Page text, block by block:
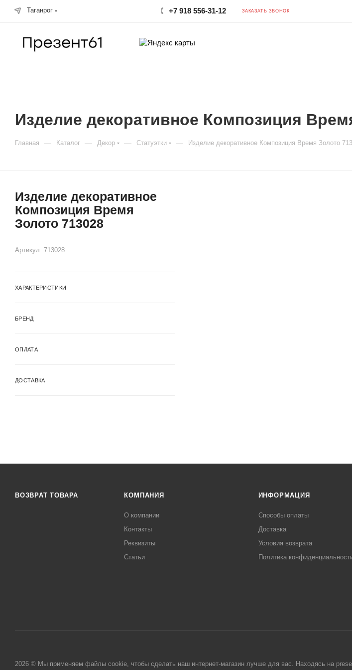
Таганрог +7 918 556-31-12 ЗАКАЗАТЬ ЗВОНОК
Изделие декоративное Композиция
Главная — Каталог — Декор — Статуэтки — Изделие декоративное Композиция Время Золото
Изделие декоративное
Композиция Время
Золото 713028
Артикул: 713028
ХАРАКТЕРИСТИКИ
БРЕНД
ОПЛАТА
ДОСТАВКА
ВОЗВРАТ ТОВАРА КОМПАНИЯ
О компании
Контакты
Реквизиты
Статьи
ИНФОРМАЦИЯ
Способы оплаты
Доставка
Условия возврата
Политика
2026 © Мы применяем файлы cookie, чтобы сделать наш интернет-магазин лучше для вас. Находясь на